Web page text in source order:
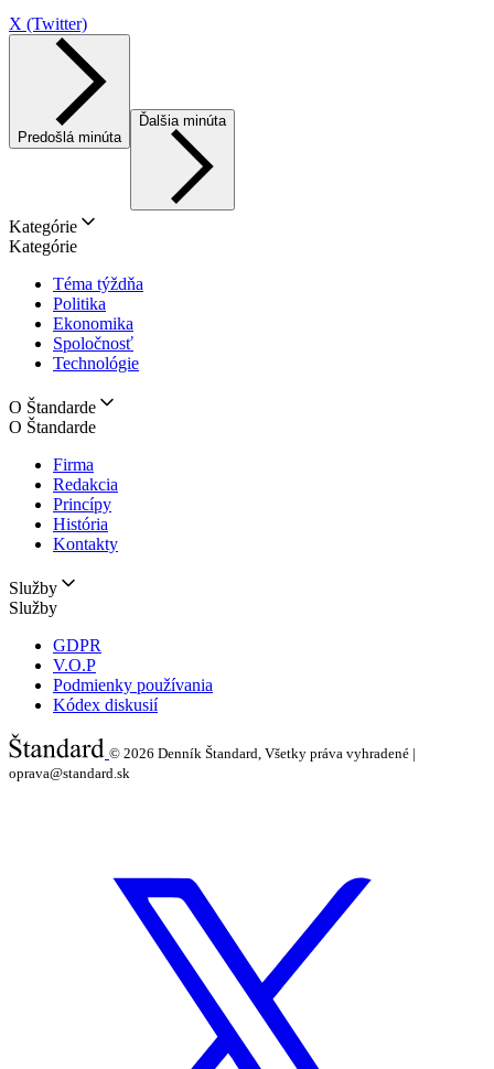
X (Twitter)
Predošlá minúta
Ďalšia minúta
Kategórie
Kategórie
Téma týždňa
Politika
Ekonomika
Spoločnosť
Technológie
O Štandarde
O Štandarde
Firma
Redakcia
Princípy
História
Kontakty
Služby
Služby
GDPR
V.O.P
Podmienky používania
Kódex diskusií
© 2026 Denník Štandard, Všetky práva vyhradené |
oprava@standard.sk